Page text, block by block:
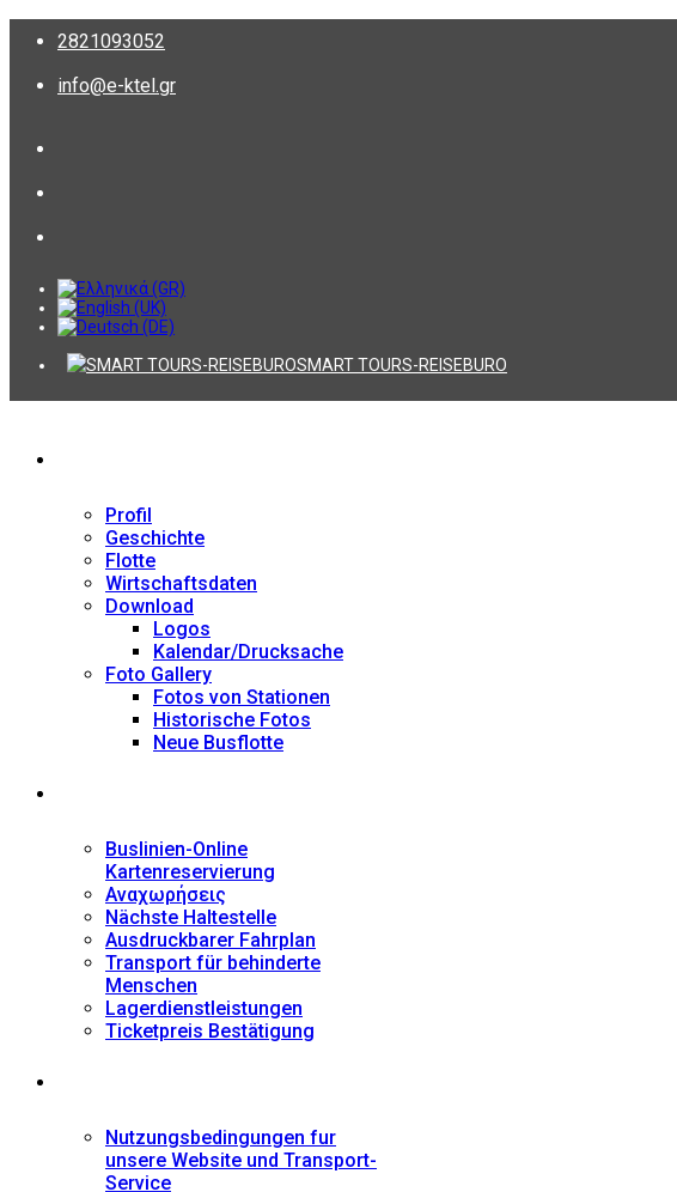
2821093052
info@e-ktel.gr
SMART TOURS-REISEBURO
Profil
Geschichte
Flotte
Wirtschaftsdaten
Download
Logos
Kalendar/Drucksache
Foto Gallery
Fotos von Stationen
Historische Fotos
Neue Busflotte
Buslinien-Online
Kartenreservierung
Αναχωρήσεις
Nächste Haltestelle
Αusdruckbarer Fahrplan
Transport für behinderte
Menschen
Lagerdienstleistungen
Ticketpreis Bestätigung
Nutzungsbedingungen fur
unsere Website und Transport-
Service